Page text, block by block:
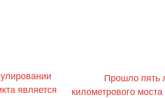
является
Прошло пять
километрового